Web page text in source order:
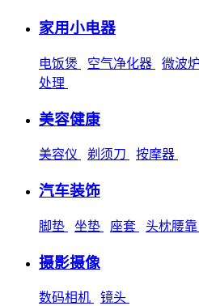
家用小电器
电饭煲 空气净化器 微波
处理
美容健康
美容仪 剃须刀 按摩器
汽车装饰
脚垫 坐垫 座套 头枕腰靠
摄影摄像
数码相机 镜头